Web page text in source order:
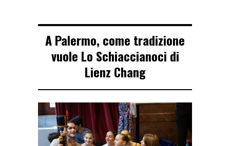
A Palermo, come tradizione
vuole Lo Schiaccianoci di
Lienz Chang